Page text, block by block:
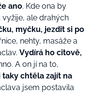
ano. Kde ona by
ale drahých
myčku, jezdit si po
nehty, masáže a
Vydírá ho citově,
A on jí na to,
taky chtěla zajít na
jsem postavila